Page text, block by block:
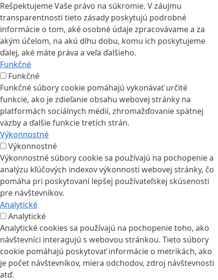
Rešpektujeme Vaše právo na súkromie. V záujmu
transparentnosti tieto zásady poskytujú podrobné
informácie o tom, aké osobné údaje zpracovávame a za
akým účelom, na akú dlhu dobu, komu ich poskytujeme
ďalej, aké máte práva a veľa ďalšieho.
Funkčné
Funkčné
Funkčné súbory cookie pomáhajú vykonávať určité
funkcie, ako je zdieľanie obsahu webovej stránky na
platformách sociálnych médií, zhromažďovanie spätnej
väzby a ďalšie funkcie tretích strán.
Výkonnostné
Výkonnostné
Výkonnostné súbory cookie sa používajú na pochopenie a
analýzu kľúčových indexov výkonnosti webovej stránky, čo
pomáha pri poskytovaní lepšej používateľskej skúsenosti
pre návštevníkov.
Analytické
Analytické
Analytické cookies sa používajú na pochopenie toho, ako
návštevníci interagujú s webovou stránkou. Tieto súbory
cookie pomáhajú poskytovať informácie o metrikách, ako
je počet návštevníkov, miera odchodov, zdroj návštevnosti
atď.